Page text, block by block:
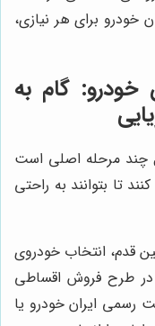
خودرو برای هر نیازی،
خودرو: گام به
چند مرحله اصلی است
تا بتوانند به راحتی
قدم، انتخاب خودروی
در طرح فروش اقساطی
رسمی ایران خودرو یا